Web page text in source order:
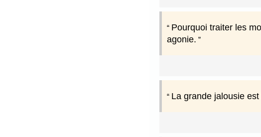
Pourquoi traiter les
agonie.
La grande jalousie